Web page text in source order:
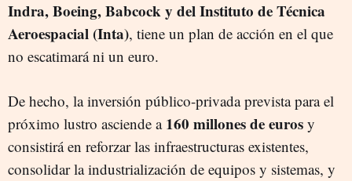
Indra, Boeing, Babcock y del Instituto de Técnica
Aeroespacial (Inta), tiene un plan de acción en el que
no escatimará ni un euro.
De hecho, la inversión público-privada prevista para el
próximo lustro asciende a 160 millones de euros y
consistirá en reforzar las infraestructuras existentes,
consolidar la industrialización de equipos y sistemas, y